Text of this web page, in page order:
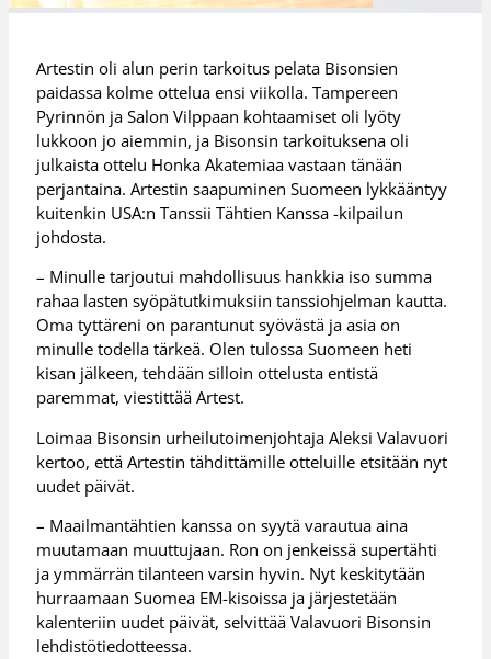
Artestin oli alun perin tarkoitus pelata Bisonsien
paidassa kolme ottelua ensi viikolla. Tampereen
Pyrinnön ja Salon Vilppaan kohtaamiset oli lyöty
lukkoon jo aiemmin, ja Bisonsin tarkoituksena oli
julkaista ottelu Honka Akatemiaa vastaan tänään
perjantaina. Artestin saapuminen Suomeen lykkääntyy
kuitenkin USA:n Tanssii Tähtien Kanssa -kilpailun
johdosta.
– Minulle tarjoutui mahdollisuus hankkia iso summa
rahaa lasten syöpätutkimuksiin tanssiohjelman kautta.
Oma tyttäreni on parantunut syövästä ja asia on
minulle todella tärkeä. Olen tulossa Suomeen heti
kisan jälkeen, tehdään silloin ottelusta entistä
paremmat, viestittää Artest.
Loimaa Bisonsin urheilutoimenjohtaja Aleksi Valavuori
kertoo, että Artestin tähdittämille otteluille etsitään nyt
uudet päivät.
– Maailmantähtien kanssa on syytä varautua aina
muutamaan muuttujaan. Ron on jenkeissä supertähti
ja ymmärrän tilanteen varsin hyvin. Nyt keskitytään
hurraamaan Suomea EM-kisoissa ja järjestetään
kalenteriin uudet päivät, selvittää Valavuori Bisonsin
lehdistötiedotteessa.